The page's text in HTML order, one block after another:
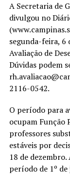
A Secretaria de
divulgou no
segunda-feira, 6
Avaliação de
Dúvidas podem
2116-0542.
O período para
ocupam Função
professores
estáveis por
18 de
período de 1º